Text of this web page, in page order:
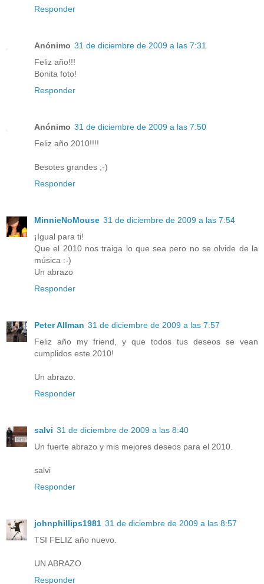
Responder
Anónimo 31 de diciembre de 2009 a las 7:31
Feliz año!!!
Bonita foto!
Responder
Anónimo 31 de diciembre de 2009 a las 7:50
Feliz año 2010!!!!
Besotes grandes ;-)
Responder
MinnieNoMouse 31 de diciembre de 2009 a las 7:54
¡Igual para ti!
Que el 2010 nos traiga lo que sea pero no se olvide de la
música :-)
Un abrazo
Responder
Peter Allman 31 de diciembre de 2009 a las 7:57
Feliz año my friend, y que todos tus deseos se vean
cumplidos este 2010!
Un abrazo.
Responder
salvi 31 de diciembre de 2009 a las 8:40
Un fuerte abrazo y mis mejores deseos para el 2010.
salvi
Responder
johnphillips1981 31 de diciembre de 2009 a las 8:57
TSI FELIZ año nuevo.
UN ABRAZO.
Responder